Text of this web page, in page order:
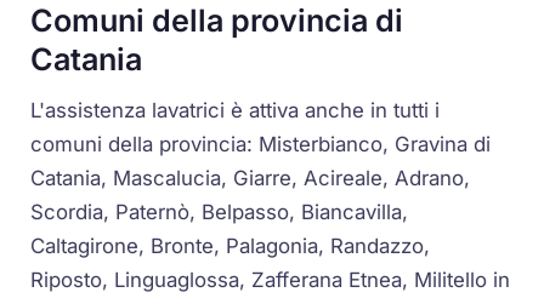
Comuni della provincia di
Catania
L'assistenza lavatrici è attiva anche in tutti i
comuni della provincia: Misterbianco, Gravina di
Catania, Mascalucia, Giarre, Acireale, Adrano,
Scordia, Paternò, Belpasso, Biancavilla,
Caltagirone, Bronte, Palagonia, Randazzo,
Riposto, Linguaglossa, Zafferana Etnea, Militello in